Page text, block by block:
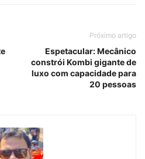
Próximo artigo
Espetacular: Mecânico
constrói Kombi gigante de
luxo com capacidade para
20 pessoas